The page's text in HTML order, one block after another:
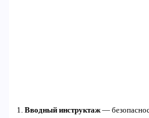
1. Вводный инструктаж—